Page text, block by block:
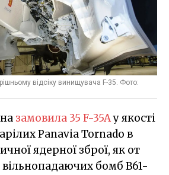
відсіку винищувача F-35. Фото:
замовила 35 F-35Aу якості
Panavia Tornado в
ядерної зброї, як от
бомб B61-